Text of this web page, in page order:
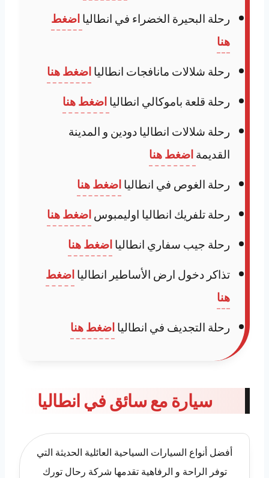
رحلة البحيرة الخضراء في انطاليااضغط
هنا
رحلة شلالات مانافجات انطاليااضغط هنا
رحلة قلعة باموكالي انطاليااضغط هنا
رحلة شلالات انطاليا دودين و المدينة
القديمةاضغط هنا
رحلة الغوص في انطاليااضغط هنا
رحلة تلفريك انطاليا اوليمبوساضغط هنا
رحلة جيب سفاري انطاليااضغط هنا
تذاكر دخول ارض الأساطير انطاليااضغط
هنا
رحلة التجديف في انطاليااضغط هنا
سيارة مع سائق في انطاليا
أفضل أنواع السيارات السياحية العائلية الحديثة التي
توفر الراحة و الرفاهية تقدمها شركة رحال تورك